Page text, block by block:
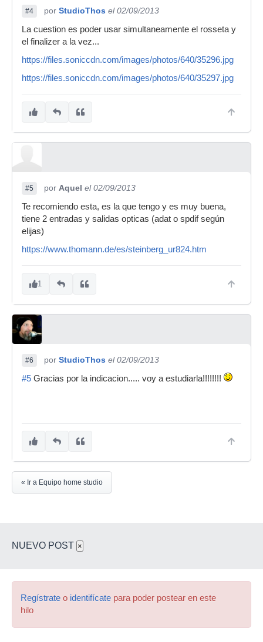
#4 por StudioThos el 02/09/2013
La cuestion es poder usar simultaneamente el rosseta y
el finalizer a la vez...
https://files.soniccdn.com/images/photos/640/35296.jpg
https://files.soniccdn.com/images/photos/640/35297.jpg
#5 por Aquel el 02/09/2013
Te recomiendo esta, es la que tengo y es muy buena,
tiene 2 entradas y salidas opticas (adat o spdif según
elijas)
https://www.thomann.de/es/steinberg_ur824.htm
1
#6 por StudioThos el 02/09/2013
#5 Gracias por la indicacion..... voy a estudiarla!!!!!!!!
« Ir a Equipo home studio
NUEVO POST ×
Regístrate o identifícate para poder postear en este
hilo